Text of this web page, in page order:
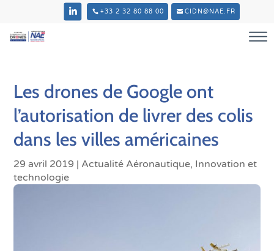
+33 2 32 80 88 00 CIDN@NAE.FR
Les drones de Google ont
l’autorisation de livrer des colis
dans les villes américaines
29 avril 2019 | Actualité Aéronautique, Innovation et
technologie